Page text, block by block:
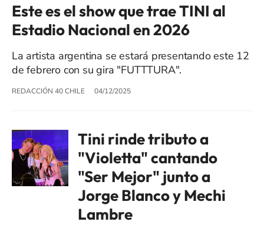
Este es el show que trae TINI al
Estadio Nacional en 2026
La artista argentina se estará presentando este 12
de febrero con su gira "FUTTTURA".
REDACCIÓN 40 CHILE 04/12/2025
Tini rinde tributo a
"Violetta" cantando
"Ser Mejor" junto a
Jorge Blanco y Mechi
Lambre